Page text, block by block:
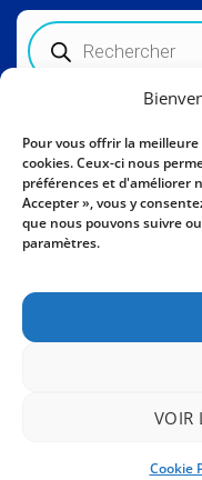
Pour vous offrir la
cookies. Ceux-ci nous
préférences et d'améliorer
Accepter », vous y
que nous pouvons suivre
paramètres.
VOIR
Cookie
Recherche
de
produits
Informations sur
Activity Invest bv -
3500 Hasselt -
+32 11 261499